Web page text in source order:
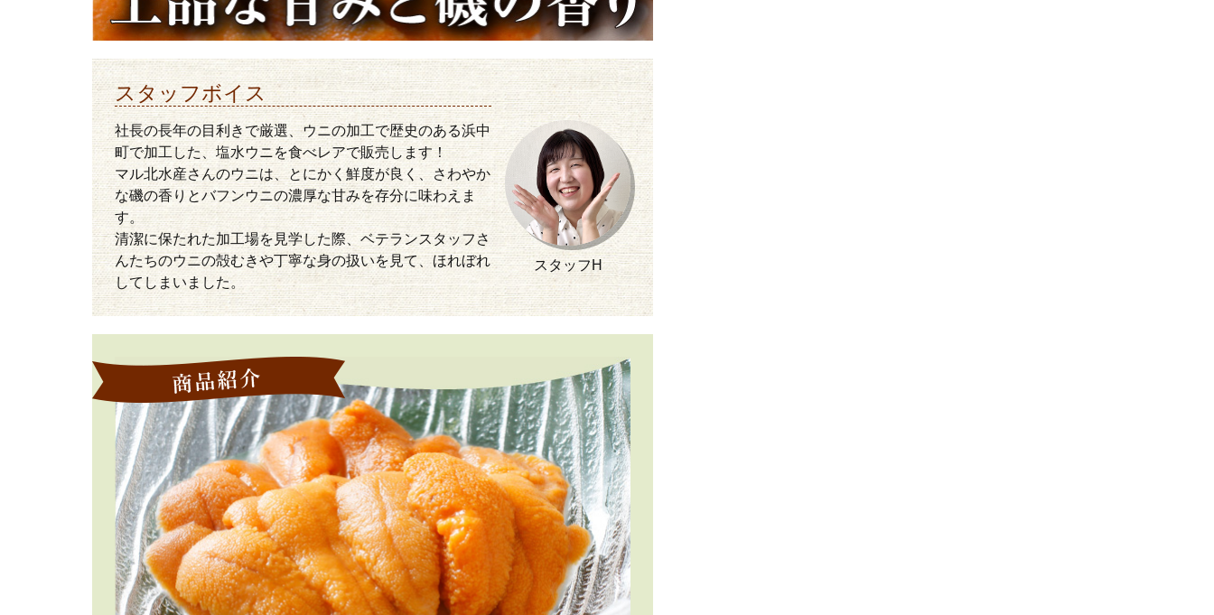
スタッフボイス
社長の長年の目利きで厳選、ウニの加工で歴史のある浜中
町で加工した、塩水ウニを食べレアで販売します！
マル北水産さんのウニは、とにかく鮮度が良く、さわやか
な磯の香りとバフンウニの濃厚な甘みを存分に味わえま
す。
清潔に保たれた加工場を見学した際、ベテランスタッフさ
んたちのウニの殻むきや丁寧な身の扱いを見て、ほれぼれ
してしまいました。
スタッフH